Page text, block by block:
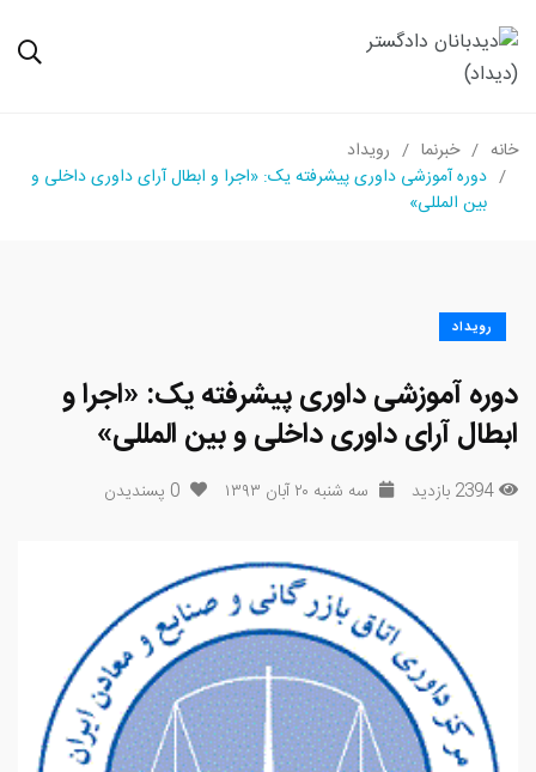
خانه خبرنما
رویداد
دوره آموزشی داوری پیشرفته یک: «اجرا و ابطال آرای داوری داخلی و
بین المللی»
رویداد
دوره آموزشی داوری پیشرفته یک: «اجرا و
ابطال آرای داوری داخلی و بین المللی»
2394 بازدید سه شنبه ۲۰ آبان ۱۳۹۳ 0 پسندیدن